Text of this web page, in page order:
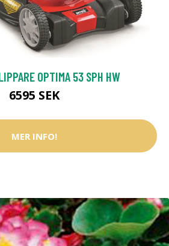
OPTIMA 53 SPH HW
6595 SEK
MER INFO!